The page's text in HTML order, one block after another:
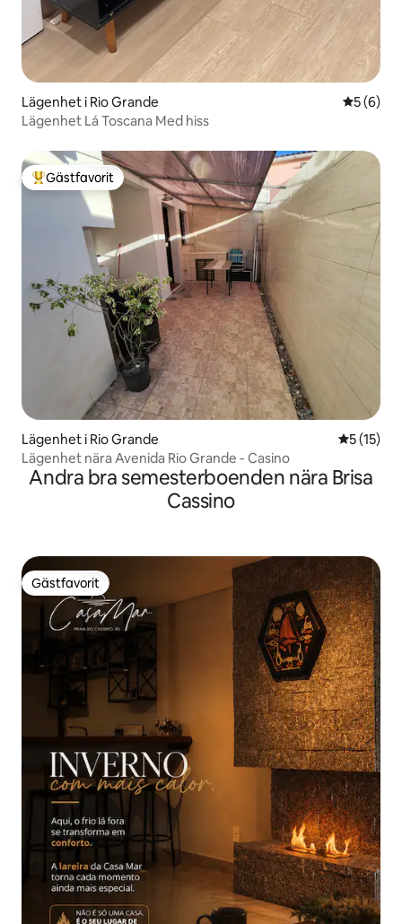
Lägenhet i Rio Grande 5 av 5 i
5 (6)
Lägenhet Lá Toscana Med hiss
Populär gästfavorit
Gästfavorit
Lägenhet i Rio Grande 5 av 5 i
5 (15)
Lägenhet nära Avenida Rio Grande - Casino
Andra bra semesterboenden nära Brisa
Cassino
Gästfavorit
Gästfavorit